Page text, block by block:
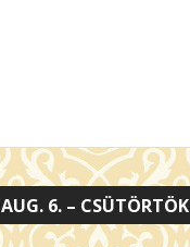
AUG. 6. – CSÜTÖRTÖK